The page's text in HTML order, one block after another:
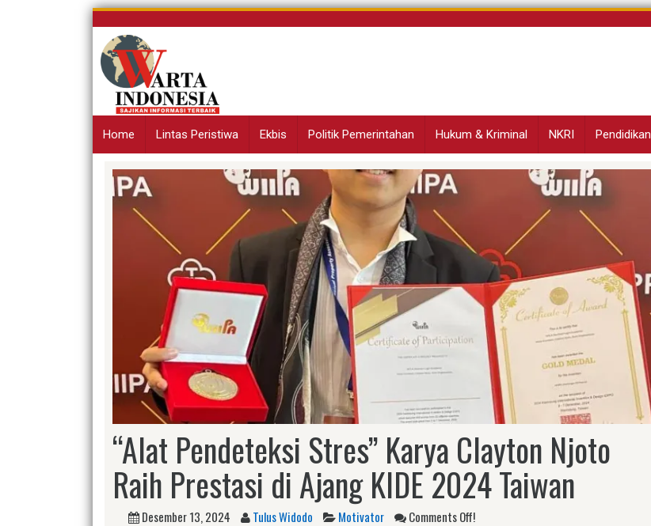
Skip
content
Home Lintas Peristiwa Ekbis Politik Pemerintahan Hukum & Kriminal NKRI Pendidikan
“Alat Pendeteksi Stres” Karya Clayton Njoto
Raih Prestasi di Ajang KIDE 2024 Taiwan
Desember 13, 2024 Tulus Widodo Motivator Comments Off!